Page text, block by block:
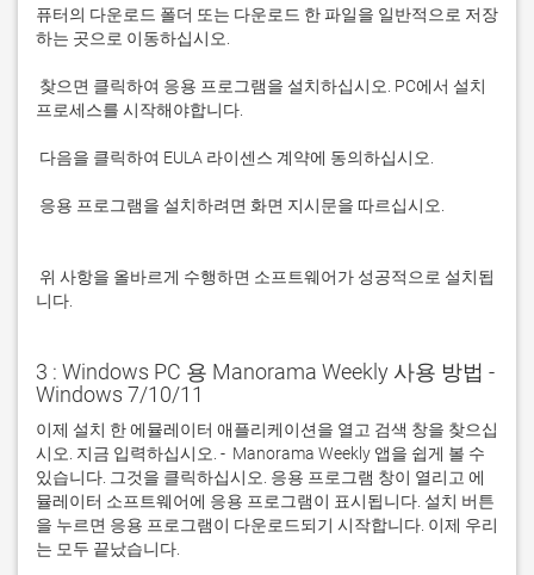
퓨터의 다운로드 폴더 또는 다운로드 한 파일을 일반적으로 저장
니다.
3 : Windows PC 용 Manorama Weekly 사용 방법 -
Windows 7/10/11
이제 설치 한 에뮬레이터 애플리케이션을 열고 검색 창을 찾으십
시오. 지금 입력하십시오. -  Manorama Weekly 앱을 쉽게 볼 수
있습니다. 그것을 클릭하십시오. 응용 프로그램 창이 열리고 에
뮬레이터 소프트웨어에 응용 프로그램이 표시됩니다. 설치 버튼
을 누르면 응용 프로그램이 다운로드되기 시작합니다. 이제 우리